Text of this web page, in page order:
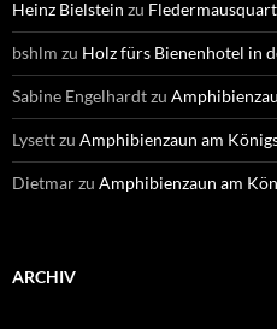
Heinz Bielstein zu
bshlm zu Holz fürs Bienenhotel in
Sabine Engelhardtzu
Lysettzu Amphibienzaun am
Dietmarzu Amphibienzaun am
ARCHIV